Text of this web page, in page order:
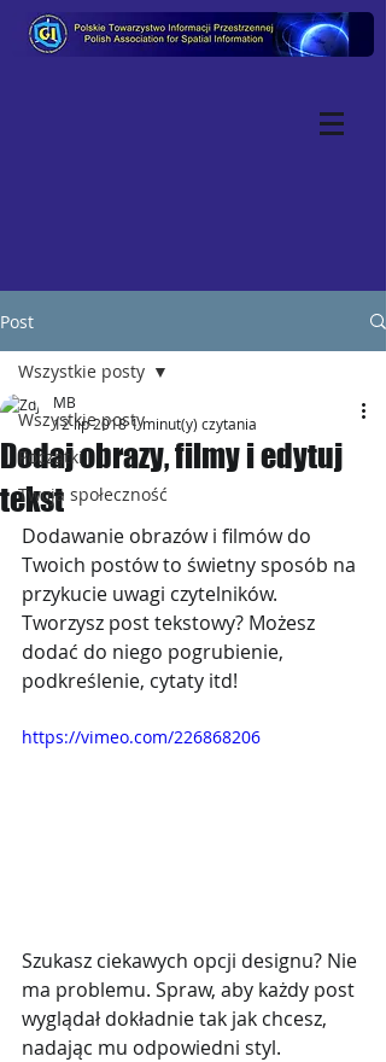
Post
Wszystkie posty
Początki
Twoja społeczność
Wszystkie posty
Dodaj obrazy, filmy i edytuj
tekst
MB
12 lip 20181 minut(y) czytania
Dodawanie obrazów i filmów do
Twoich postów to świetny sposób na
przykucie uwagi czytelników.
Tworzysz post tekstowy? Możesz
dodać do niego pogrubienie,
podkreślenie, cytaty itd!
https://vimeo.com/226868206
Szukasz ciekawych opcji designu? Nie
ma problemu. Spraw, aby każdy post
wyglądał dokładnie tak jak chcesz,
nadając mu odpowiedni styl.